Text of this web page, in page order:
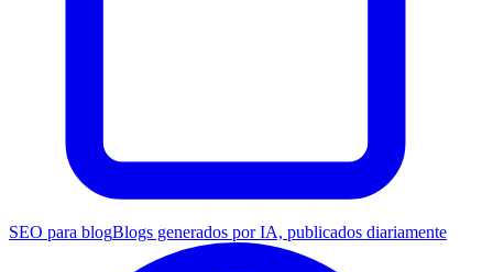
SEO para blogBlogs generados por IA, publicados diariamente